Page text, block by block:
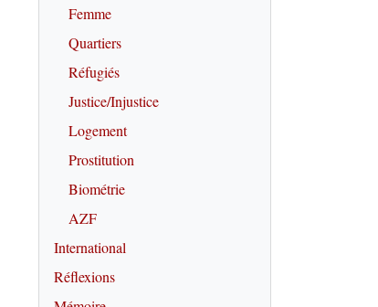
Femme
Quartiers
Réfugiés
Justice/Injustice
Logement
Prostitution
Biométrie
AZF
International
Réflexions